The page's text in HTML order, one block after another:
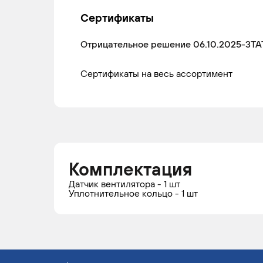
Сертификаты
Отрицательное решение 06.10.2025-
Сертификаты на весь ассортимент
Комплектация
Датчик вентилятора - 1 шт
Уплотнительное кольцо - 1 шт